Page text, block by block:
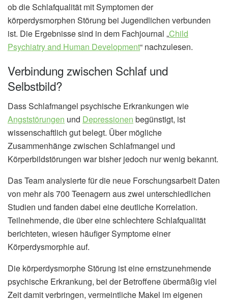
ob die Schlafqualität mit Symptomen der
körperdysmorphen Störung bei Jugendlichen verbunden
ist. Die Ergebnisse sind in dem Fachjournal „Child
Psychiatry and Human Development“ nachzulesen.
Verbindung zwischen Schlaf und
Selbstbild?
Dass Schlafmangel psychische Erkrankungen wie
Angststörungen und Depressionen begünstigt, ist
wissenschaftlich gut belegt. Über mögliche
Zusammenhänge zwischen Schlafmangel und
Körperbildstörungen war bisher jedoch nur wenig bekannt.
Das Team analysierte für die neue Forschungsarbeit Daten
von mehr als 700 Teenagern aus zwei unterschiedlichen
Studien und fanden dabei eine deutliche Korrelation.
Teilnehmende, die über eine schlechtere Schlafqualität
berichteten, wiesen häufiger Symptome einer
Körperdysmorphie auf.
Die körperdysmorphe Störung ist eine ernstzunehmende
psychische Erkrankung, bei der Betroffene übermäßig viel
Zeit damit verbringen, vermeintliche Makel im eigenen